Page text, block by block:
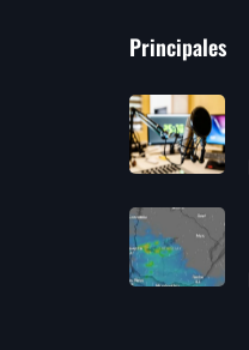
Principales